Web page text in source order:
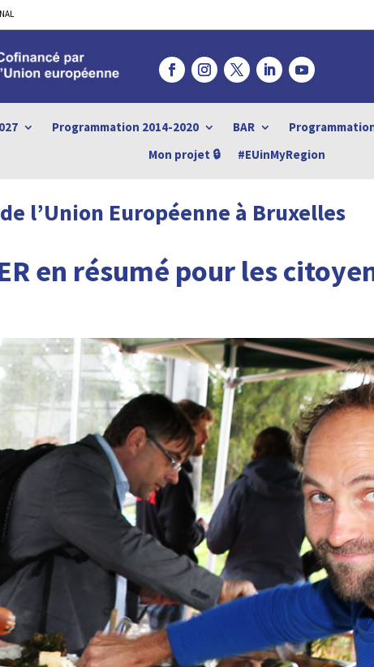
Programmation 2014-2020 BAR
Mon projet 🔒
#EUinMyRegion
l’Union Européenne à Bruxelles
en résumé pour les